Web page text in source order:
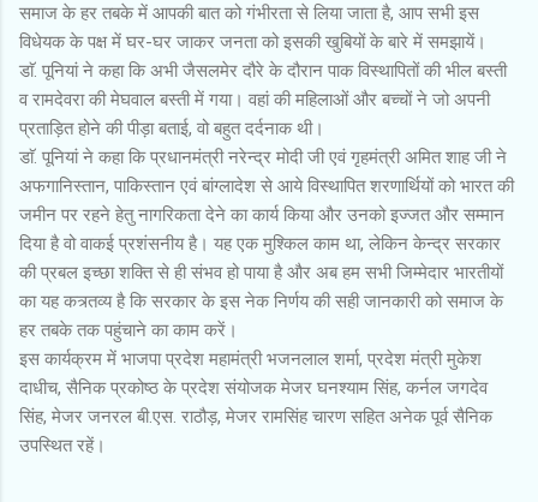
समाज के हर तबके में आपकी बात को गंभीरता से लिया जाता है, आप सभी इस
विधेयक के पक्ष में घर-घर जाकर जनता को इसकी खुबियों के बारे में समझायें।
डाॅ. पूनियां ने कहा कि अभी जैसलमेर दौरे के दौरान पाक विस्थापितों की भील बस्ती
व रामदेवरा की मेघवाल बस्ती में गया। वहां की महिलाओं और बच्चों ने जो अपनी
प्रताड़ित होने की पीड़ा बताई, वो बहुत दर्दनाक थी।
डाॅ. पूनियां ने कहा कि प्रधानमंत्री नरेन्द्र मोदी जी एवं गृहमंत्री अमित शाह जी ने
अफगानिस्तान, पाकिस्तान एवं बांग्लादेश से आये विस्थापित शरणार्थियों को भारत की
जमीन पर रहने हेतु नागरिकता देने का कार्य किया और उनको इज्जत और सम्मान
दिया है वो वाकई प्रशंसनीय है। यह एक मुश्किल काम था, लेकिन केन्द्र सरकार
की प्रबल इच्छा शक्ति से ही संभव हो पाया है और अब हम सभी जिम्मेदार भारतीयों
का यह कत्र्तव्य है कि सरकार के इस नेक निर्णय की सही जानकारी को समाज के
हर तबके तक पहुंचाने का काम करें।
इस कार्यक्रम में भाजपा प्रदेश महामंत्री भजनलाल शर्मा, प्रदेश मंत्री मुकेश
दाधीच, सैनिक प्रकोष्ठ के प्रदेश संयोजक मेजर घनश्याम सिंह, कर्नल जगदेव
सिंह, मेजर जनरल बी.एस. राठौड़, मेजर रामसिंह चारण सहित अनेक पूर्व सैनिक
उपस्थित रहें।